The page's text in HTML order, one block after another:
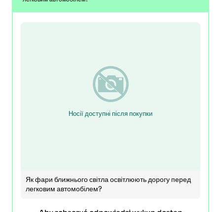
Носії доступні після покупки
Як фари ближнього світла освітлюють дорогу перед
легковим автомобілем?